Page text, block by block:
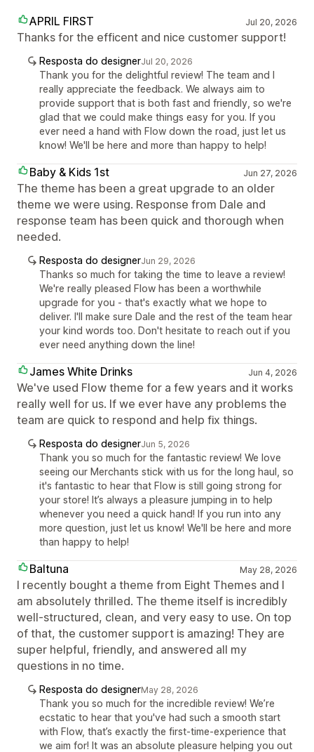
APRIL FIRST Jul 20, 2026
Thanks for the efficent and nice customer support!
Resposta do designerJul 20, 2026
Thank you for the delightful review! The team and I
really appreciate the feedback. We always aim to
provide support that is both fast and friendly, so we're
glad that we could make things easy for you. If you
ever need a hand with Flow down the road, just let us
know! We'll be here and more than happy to help!
Baby & Kids 1st Jun 27, 2026
The theme has been a great upgrade to an older
theme we were using. Response from Dale and
response team has been quick and thorough when
needed.
Resposta do designerJun 29, 2026
Thanks so much for taking the time to leave a review!
We're really pleased Flow has been a worthwhile
upgrade for you - that's exactly what we hope to
deliver. I'll make sure Dale and the rest of the team hear
your kind words too. Don't hesitate to reach out if you
ever need anything down the line!
James White Drinks Jun 4, 2026
We've used Flow theme for a few years and it works
really well for us. If we ever have any problems the
team are quick to respond and help fix things.
Resposta do designerJun 5, 2026
Thank you so much for the fantastic review! We love
seeing our Merchants stick with us for the long haul, so
it's fantastic to hear that Flow is still going strong for
your store! It’s always a pleasure jumping in to help
whenever you need a quick hand! If you run into any
more question, just let us know! We'll be here and more
than happy to help!
Baltuna May 28, 2026
I recently bought a theme from Eight Themes and I
am absolutely thrilled. The theme itself is incredibly
well-structured, clean, and very easy to use. On top
of that, the customer support is amazing! They are
super helpful, friendly, and answered all my
questions in no time.
Resposta do designerMay 28, 2026
Thank you so much for the incredible review! We’re
ecstatic to hear that you've had such a smooth start
with Flow, that’s exactly the first-time-experience that
we aim for! It was an absolute pleasure helping you out